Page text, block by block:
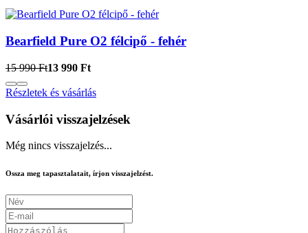
Bearfield Pure O2 félcipő - fehér
15 990 Ft13 990 Ft
Részletek és vásárlás
Vásárlói visszajelzések
Még nincs visszajelzés...
Ossza meg tapasztalatait, írjon visszajelzést.